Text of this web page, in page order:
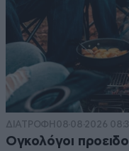
ΔΙΑΤΡΟΦΗ 08·08·2026
Ογκολόγοι